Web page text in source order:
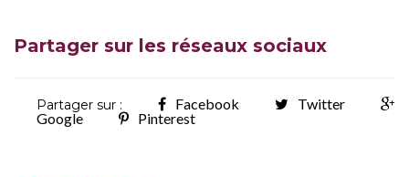
Partager sur les réseaux sociaux
Partager sur : Facebook
Twitter
Google
Pinterest